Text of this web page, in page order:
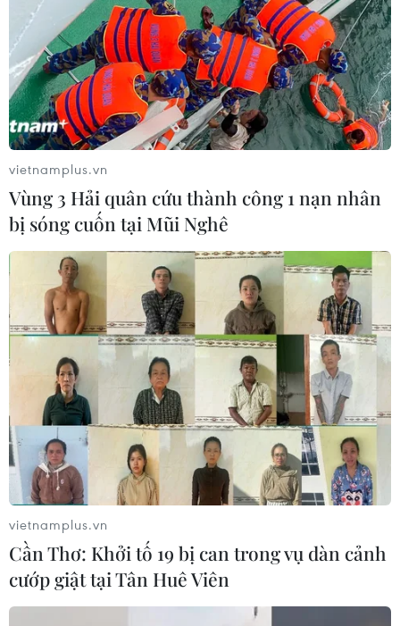
vietnamplus.vn
Vùng 3 Hải quân cứu thành công 1 nạn nhân
bị sóng cuốn tại Mũi Nghê
vietnamplus.vn
Cần Thơ: Khởi tố 19 bị can trong vụ dàn cảnh
cướp giật tại Tân Huê Viên